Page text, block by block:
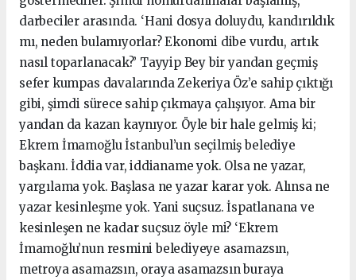
darbeciler arasında. ‘Hani dosya doluydu, kandırıldık
mı, neden bulamıyorlar? Ekonomi dibe vurdu, artık
nasıl toparlanacak?’ Tayyip Bey bir yandan geçmiş
sefer kumpas davalarında Zekeriya Öz’e sahip çıktığı
gibi, şimdi sürece sahip çıkmaya çalışıyor. Ama bir
yandan da kazan kaynıyor. Öyle bir hale gelmiş ki;
Ekrem İmamoğlu İstanbul’un seçilmiş belediye
başkanı. İddia var, iddianame yok. Olsa ne yazar,
yargılama yok. Başlasa ne yazar karar yok. Alınsa ne
yazar kesinleşme yok. Yani suçsuz. İspatlanana ve
kesinleşen ne kadar suçsuz öyle mi? ‘Ekrem
İmamoğlu’nun resmini belediyeye asamazsın,
metroya asamazsın, oraya asamazsın buraya